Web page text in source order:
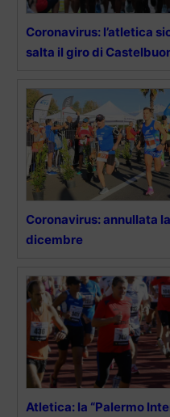
Coronavirus: l’atletica
salta il giro di
Coronavirus: annullata
dicembre
Atletica: la “Palermo